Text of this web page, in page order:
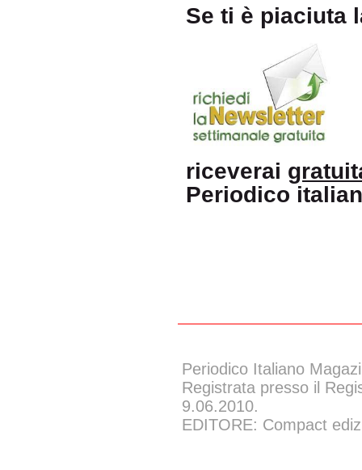
Se ti è piaciuta
riceverai
Periodico
Periodico Italiano
Registrata presso il
9.06.2010.
EDITORE: Compact